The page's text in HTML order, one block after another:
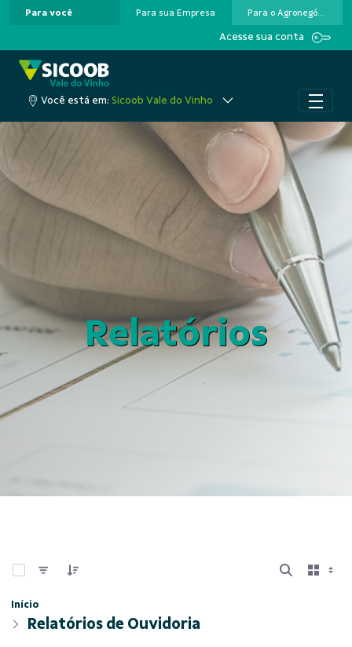
Pular para o Conteúdo principal
Para você Para sua Empresa Para o Agronegócio
Acesse sua conta
Você está em: Sicoob Vale do Vinho
Relatórios
Início
Relatórios de Ouvidoria